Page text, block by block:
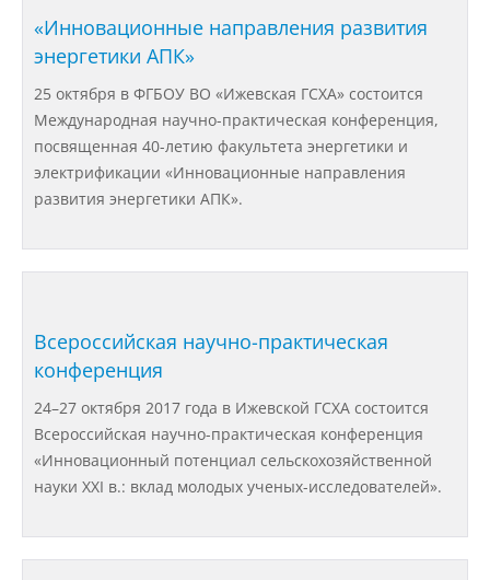
Документы
Образовательные стандарты и
требования
Образование
Педагогический состав
Материально-техническое
обеспечение и оснащенность
«Инновационные направления развития
энергетики АПК»
25 октября в ФГБОУ ВО «Ижевская ГСХА» состоится
Международная научно-практическая конференция,
посвященная 40-летию факультета энергетики и
электрификации «Инновационные направления
развития энергетики АПК».
Всероссийская научно-практическая
конференция
24–27 октября 2017 года в Ижевской ГСХА состоится
Всероссийская научно-практическая конференция
«Инновационный потенциал сельскохозяйственной
науки XXI в.: вклад молодых ученых-исследователей».